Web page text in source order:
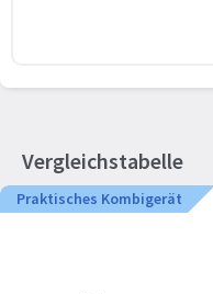
Vergleichstabelle
Praktisches Kombigerät